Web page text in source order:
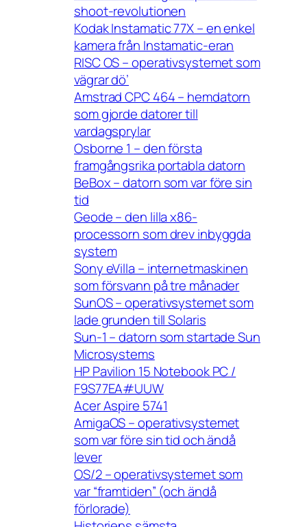
shoot-revolutionen
Kodak Instamatic 77X – en enkel
kamera från Instamatic-eran
RISC OS – operativsystemet som
vägrar dö’
Amstrad CPC 464 – hemdatorn
som gjorde datorer till
vardagsprylar
Osborne 1 – den första
framgångsrika portabla datorn
BeBox – datorn som var före sin
tid
Geode – den lilla x86-
processorn som drev inbyggda
system
Sony eVilla – internetmaskinen
som försvann på tre månader
SunOS – operativsystemet som
lade grunden till Solaris
Sun-1 – datorn som startade Sun
Microsystems
HP Pavilion 15 Notebook PC /
F9S77EA#UUW
Acer Aspire 5741
AmigaOS – operativsystemet
som var före sin tid och ändå
lever
OS/2 – operativsystemet som
var “framtiden” (och ändå
förlorade)